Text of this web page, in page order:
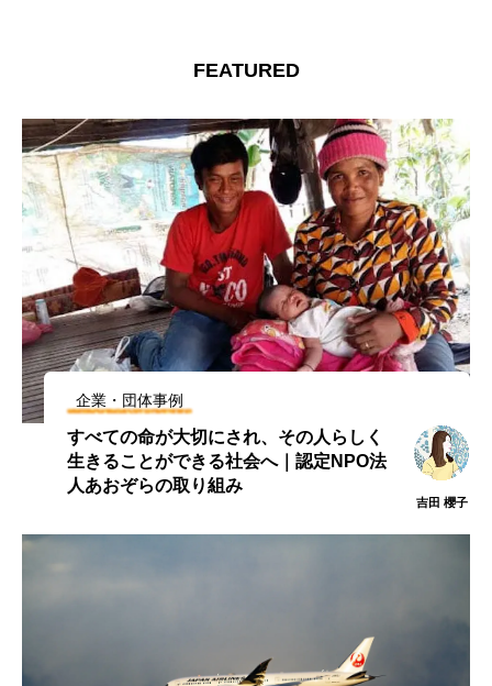
FEATURED
企業・団体事例
すべての命が大切にされ、その人らしく
生きることができる社会へ｜認定NPO法
人あおぞらの取り組み
吉田 櫻子